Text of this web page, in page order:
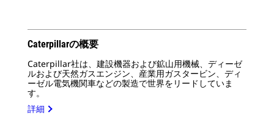
Caterpillarの概要
Caterpillar社は、建設機器および鉱山用機械、ディーゼ
ルおよび天然ガスエンジン、産業用ガスタービン、ディ
ーゼル電気機関車などの製造で世界をリードしていま
す。
詳細